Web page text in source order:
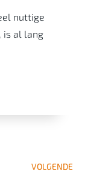
nuttige
is al lang
VOLGENDE